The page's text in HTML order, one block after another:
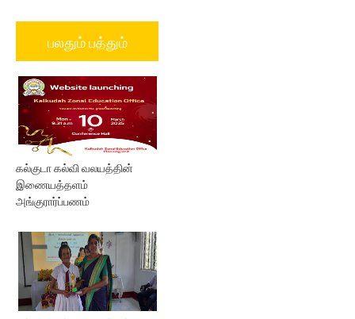
பலதும் பத்தும்
கல்குடா கல்வி வலயத்தின்
இணையத்தளம்
அங்குரார்ப்பணம்